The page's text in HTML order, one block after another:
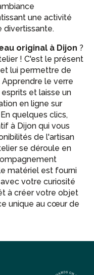
une activité
divertissante.
original à Dijon ?
! C'est le présent
lui permettre de
le verre
et laisse un
en ligne sur
quelques clics,
à Dijon qui vous
de l'artisan
se déroule en
matériel est fourni
votre curiosité
à créer votre objet
unique au cœur de